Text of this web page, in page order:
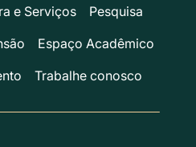
e Serviços
Pesquisa
Espaço Acadêmico
Trabalhe conosco